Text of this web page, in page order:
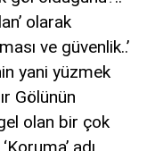
olarak
ve güvenlik..’
yani yüzmek
Gölünün
olan bir çok
adı